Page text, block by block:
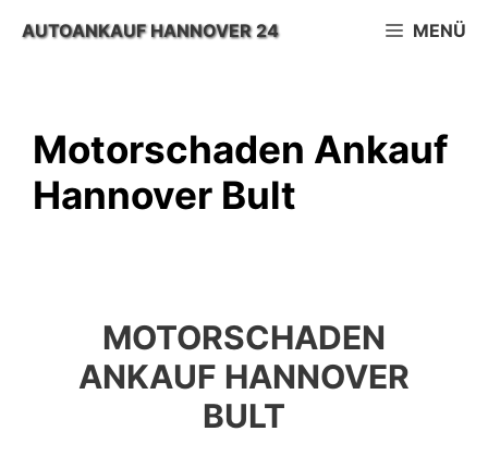
InhaltAUTOANKAUF HANNOVER 24 MENÜ
Motorschaden Ankauf
Hannover Bult
MOTORSCHADEN
ANKAUF HANNOVER
BULT